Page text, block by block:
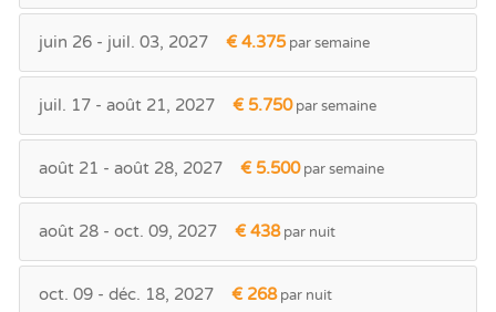
juin 26 - juil. 03, 2027 € 4.375par semaine
juil. 17 - août 21, 2027 € 5.750par semaine
août 21 - août 28, 2027 € 5.500par semaine
août 28 - oct. 09, 2027 € 438par nuit
oct. 09 - déc. 18, 2027 € 268par nuit